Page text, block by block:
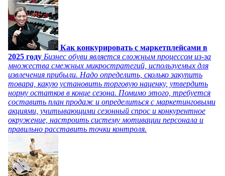
Как конкурировать с маркетплейсами в
2025 году Бизнес обуви является сложным процессом из-за
множества смежных микростратегий, используемых для
извлечения прибыли. Надо определить, сколько закупить
товара, какую установить торговую наценку, утвердить
норму остатков в конце сезона. Помимо этого, требуется
составить план продаж и определиться с маркетинговыми
акциями, учитывающими сезонный спрос и конкурентное
окружение, настроить систему мотивации персонала и
правильно расставить точки контроля.